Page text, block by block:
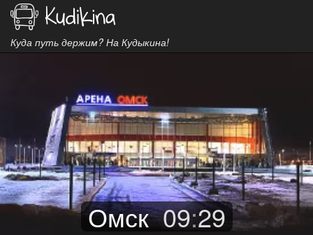
Куда путь держим? На Кудыкина!
Омск 09:29